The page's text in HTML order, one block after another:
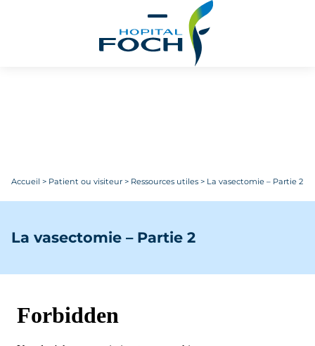
Accueil > Patient ou visiteur > Ressources utiles > La vasectomie – Partie 2
La vasectomie – Partie 2